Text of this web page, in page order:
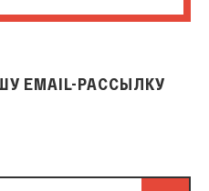
EMAIL-РАССЫЛКУ